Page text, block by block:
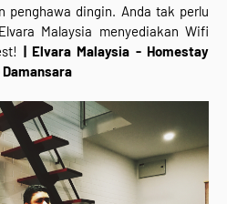
penghawa dingin. Anda tak perlu
Malaysia menyediakan Wifi
| Elvara Malaysia - Homestay